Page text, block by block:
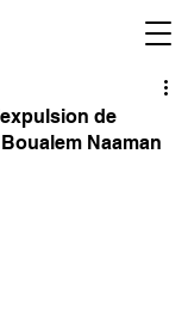
de
Naaman